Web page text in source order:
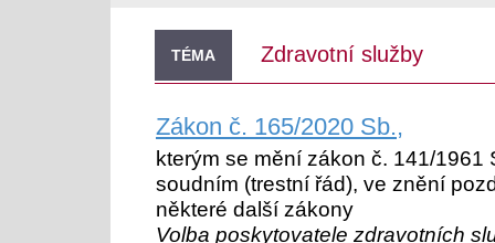
TÉMA Zdravotní služby
Zákon č. 165/2020 Sb.,
kterým se mění zákon č. 141/1961
soudním (trestní řád), ve znění
některé další zákony
Volba poskytovatele zdravotních